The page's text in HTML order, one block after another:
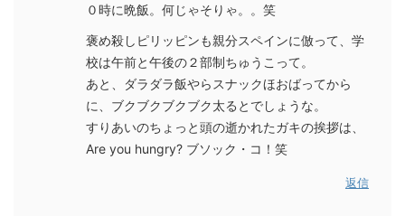
０時に晩飯。何じゃそりゃ。。笑
褒め殺しピリッピンも親分スペインに倣って、学
校は午前と午後の２部制ちゅうこって。
あと、ダラダラ飯やらスナックほおばってから
に、ブクブクブクブク太るとでしょうな。
すりあいのちょっと頭の逝かれたガキの挨拶は、
Are you hungry? ブソック・コ！笑
返信